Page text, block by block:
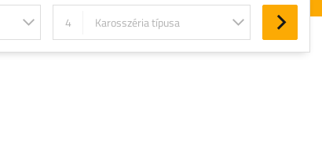
4 Karosszéria típusa